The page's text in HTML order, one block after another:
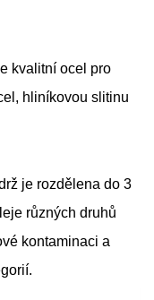
kvalitní ocel pro
hliníkovou slitinu
je rozdělena do 3
různých druhů
kontaminaci a